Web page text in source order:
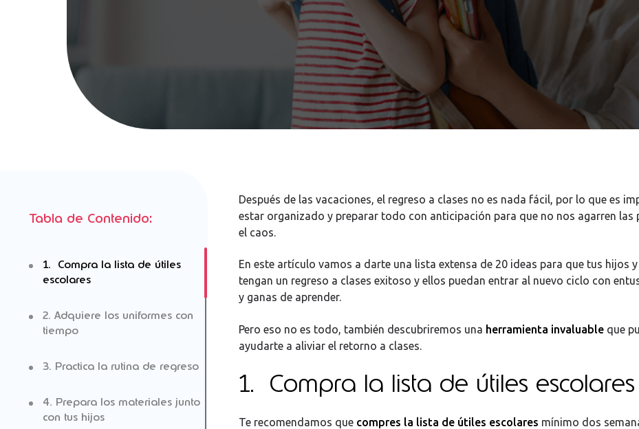
Tabla de Contenido:
1. Compra la lista de útiles
escolares
2. Adquiere los uniformes con
tiempo
3. Practica la rutina de regreso
4. Prepara los materiales junto
con tus hijos
Después de las vacaciones, el regreso a clases no es nada fácil, por lo que es
estar organizado y preparar todo con anticipación para que no nos agarren las
el caos.
En este artículo vamos a darte una lista extensa de 20 ideas para que tus hijos
tengan un regreso a clases exitoso y ellos puedan entrar al nuevo ciclo con
y ganas de aprender.
Pero eso no es todo, también descubriremos una herramienta invaluable que
ayudarte a aliviar el retorno a clases.
1. Compra la lista de útiles escolares
Te recomendamos que compres la lista de útiles escolares mínimo dos